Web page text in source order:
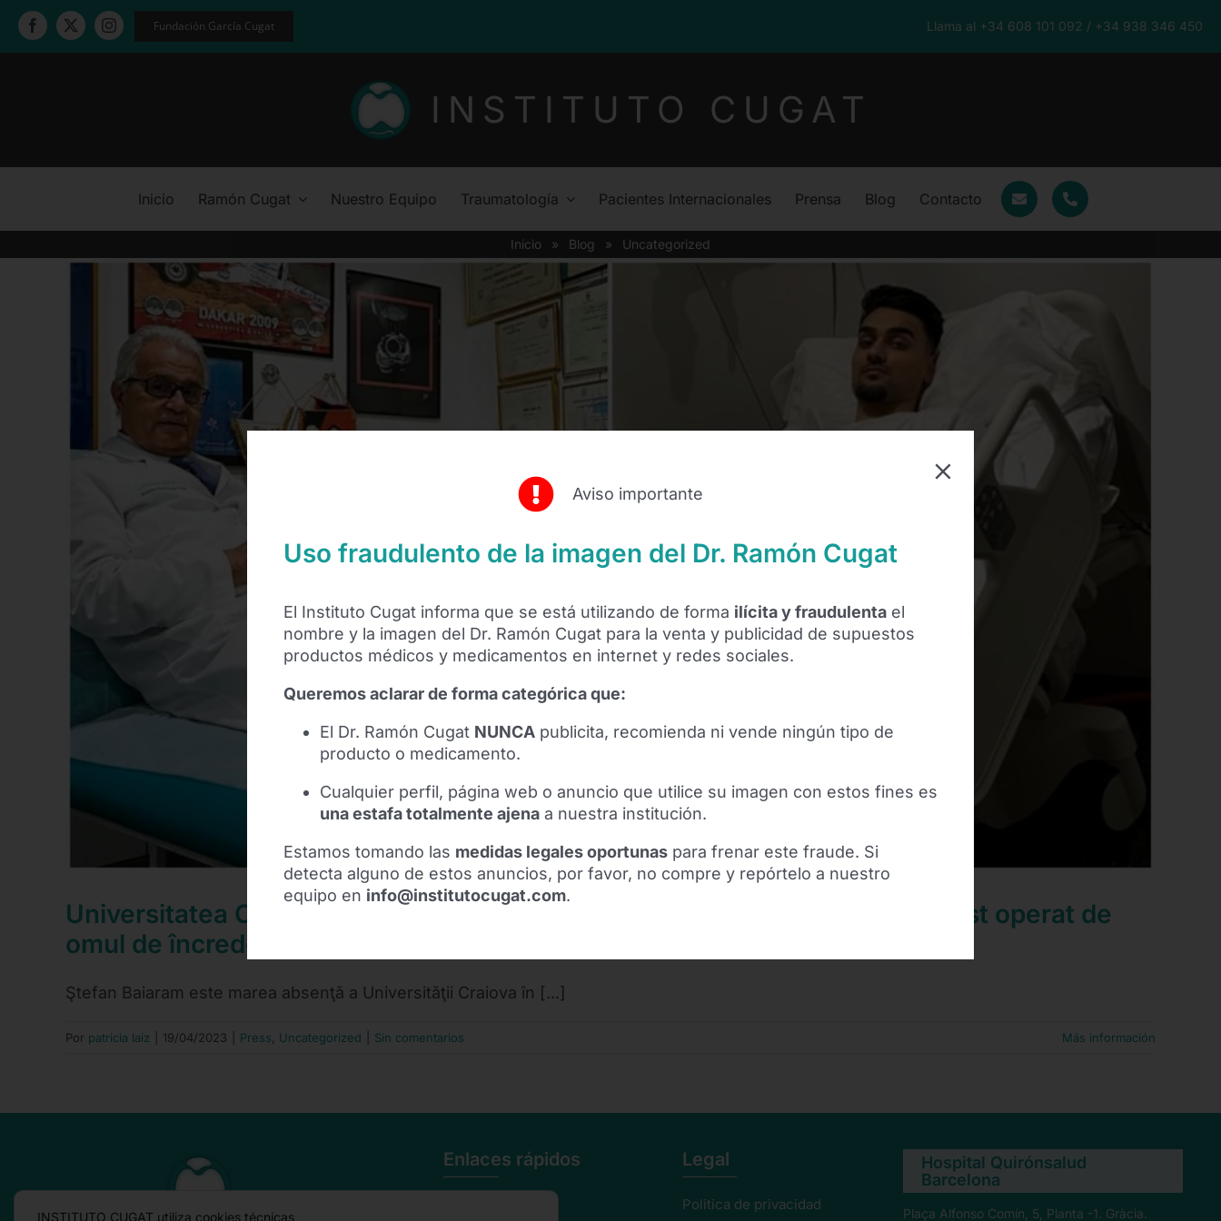
Saltar
Fundación García Cugat Llama al +34 608 101 092 / +34 938 346 450
INSTITUTO CUGAT
Inicio Ramón Cugat Nuestro Equipo Traumatología Pacientes Internacionales Prensa Blog Contacto
Inicio » Blog » Uncategorized
Universitatea Craiova a apelat la “Messi al medicinei”! Ştefan Baiaram a fost operat de
omul de încredere al lui Pep Guardiola
Ştefan Baiaram este marea absenţă a Universităţii Craiova în [...]
Por patricia laiz 19/04/2023 Press Uncategorized Sin comentarios Más información
Enlaces rápidos Legal
Politica de privacidad
Hospital Quirónsalud
Barcelona
Plaça Alfonso Comín, 5, Planta -1. Gràcia.
Aviso importante
Uso fraudulento de la imagen del Dr. Ramón Cugat
El Instituto Cugat informa que se está utilizando de forma ilícita y fraudulenta el
nombre y la imagen del Dr. Ramón Cugat para la venta y publicidad de supuestos
productos médicos y medicamentos en internet y redes sociales.
Queremos aclarar de forma categórica que:
El Dr. Ramón Cugat NUNCA publicita, recomienda ni vende ningún tipo de
producto o medicamento.
Cualquier perfil, página web o anuncio que utilice su imagen con estos fines es
una estafa totalmente ajena a nuestra institución.
Estamos tomando las medidas legales oportunas para frenar este fraude. Si
detecta alguno de estos anuncios, por favor, no compre y repórtelo a nuestro
equipo en info@institutocugat.com.
INSTITUTO CUGAT utiliza cookies técnicas,